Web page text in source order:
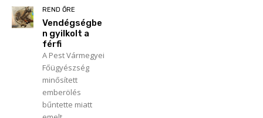
REND ŐRE
Vendégségbe
n gyilkolt a
férfi
A Pest Vármegyei
Főügyészség
minősített
emberölés
bűntette miatt